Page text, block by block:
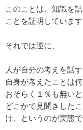
このことは、知識を
ことを証明しています
それでは逆に、
人が自分の考えを話
自身が考えたことは
おそらく１％も無いと
どこかで見聞きした
け、というのが実態で